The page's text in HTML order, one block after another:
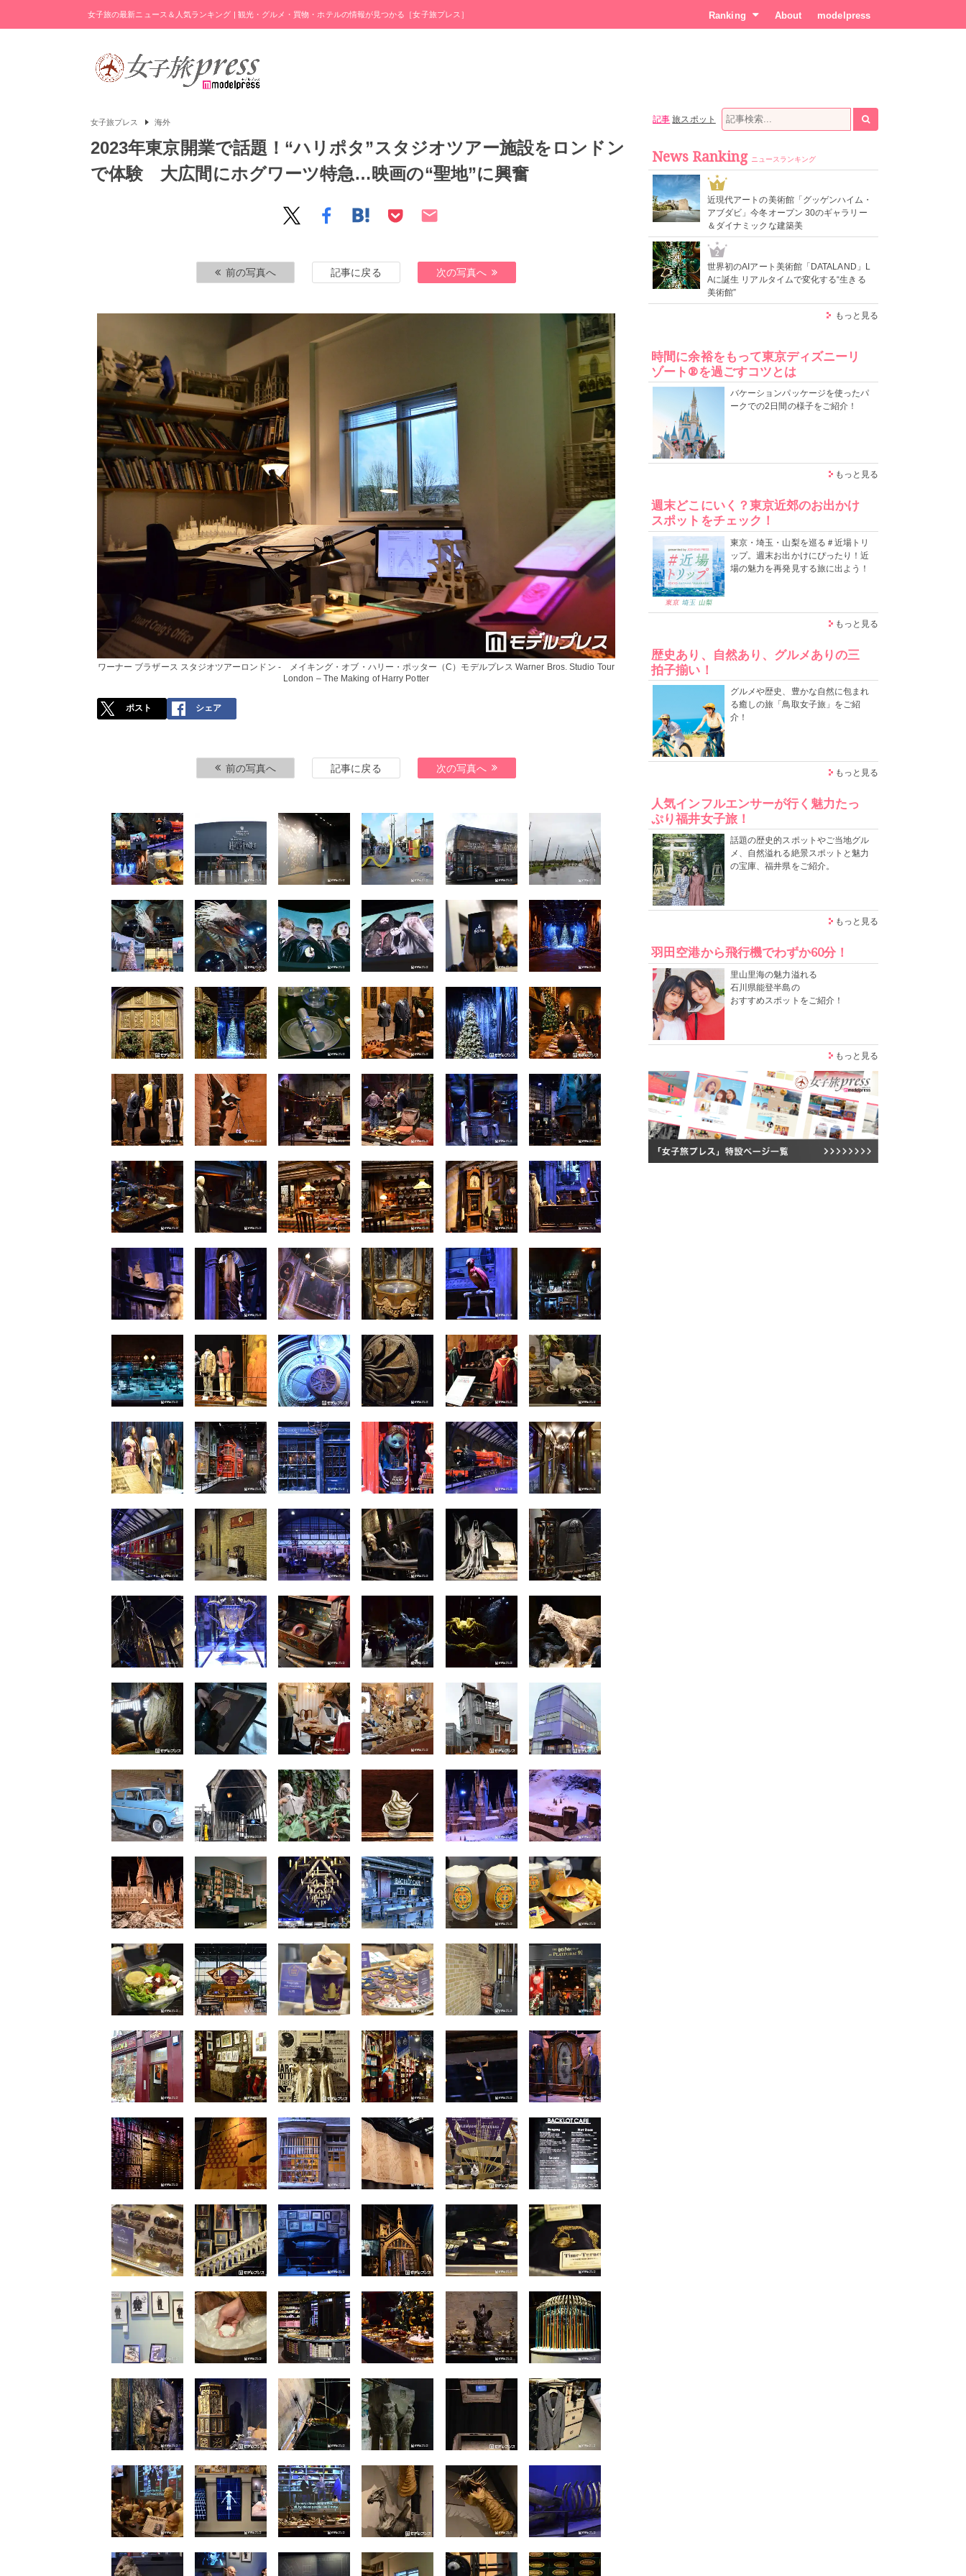
女子旅の最新ニュース＆人気ランキング | 観光・グルメ・買物・ホテルの情報が見つかる［女子旅プレス］ Ranking About modelpress
女子旅プレス 海外
2023年東京開業で話題！“ハリポタ”スタジオツアー施設をロンドン
で体験 大広間にホグワーツ特急…映画の“聖地”に興奮
前の写真へ 記事に戻る 次の写真へ
ワーナー ブラザース スタジオツアーロンドン - メイキング・オブ・ハリー・ポッター（C）モデルプレス Warner Bros. Studio Tour
London – The Making of Harry Potter
ポスト シェア
前の写真へ 記事に戻る 次の写真へ
記事 旅スポット
News Ranking ニュースランキング
1
近現代アートの美術館「グッゲンハイム・
アブダビ」今冬オープン 30のギャラリー
＆ダイナミックな建築美
2
世界初のAIアート美術館「DATALAND」L
Aに誕生 リアルタイムで変化する“生きる
美術館”
もっと見る
時間に余裕をもって東京ディズニーリ
ゾート®を過ごすコツとは
バケーションパッケージを使ったパ
ークでの2日間の様子をご紹介！
もっと見る
週末どこにいく？東京近郊のお出かけ
スポットをチェック！
東京・埼玉・山梨を巡る＃近場トリ
ップ。週末お出かけにぴったり！近
場の魅力を再発見する旅に出よう！
もっと見る
歴史あり、自然あり、グルメありの三
拍子揃い！
グルメや歴史、豊かな自然に包まれ
る癒しの旅「鳥取女子旅」をご紹
介！
もっと見る
人気インフルエンサーが行く魅力たっ
ぷり福井女子旅！
話題の歴史的スポットやご当地グル
メ、自然溢れる絶景スポットと魅力
の宝庫、福井県をご紹介。
もっと見る
羽田空港から飛行機でわずか60分！
里山里海の魅力溢れる
石川県能登半島の
おすすめスポットをご紹介！
もっと見る